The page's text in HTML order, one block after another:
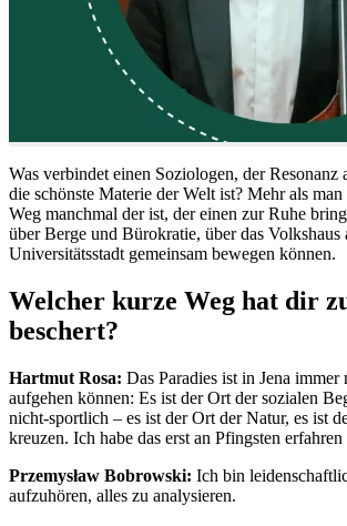
Was verbindet einen Soziologen, der
die schönste Materie der Welt ist? Mehr als
Weg manchmal der ist, der einen zur Ruhe
über Berge und Bürokratie, über das
Universitätsstadt gemeinsam bewegen können.
Welcher kurze Weg hat dir
beschert?
Hartmut Rosa: Das Paradies ist in Jena
aufgehen können: Es ist der Ort der sozialen
nicht-sportlich – es ist der Ort der Natur, es ist
kreuzen. Ich habe das erst an Pfingsten
Przemysław Bobrowski: Ich bin
aufzuhören, alles zu analysieren.